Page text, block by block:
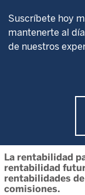
Suscríbete hoy
mantenerte al
de nuestros
La rentabilidad
rentabilidad
rentabilidades
comisiones.